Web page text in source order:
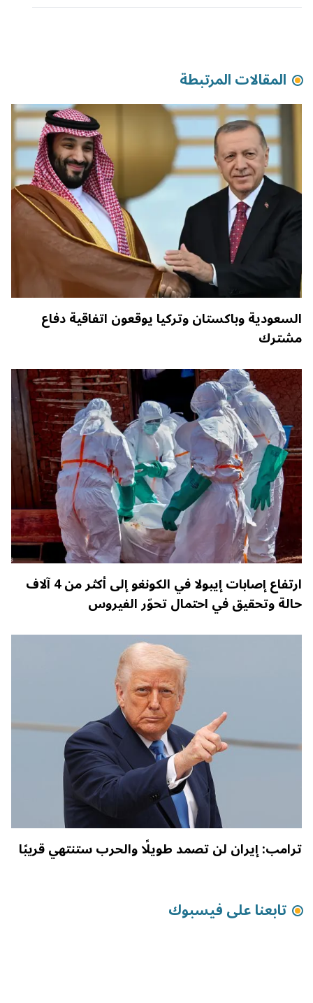
المقالات المرتبطة
السعودية وباكستان وتركيا يوقعون اتفاقية دفاع
مشترك
ارتفاع إصابات إيبولا في الكونغو إلى أكثر من 4 آلاف
حالة وتحقيق في احتمال تحوّر الفيروس
ترامب: إيران لن تصمد طويلًا والحرب ستنتهي قريبًا
تابعنا على فيسبوك